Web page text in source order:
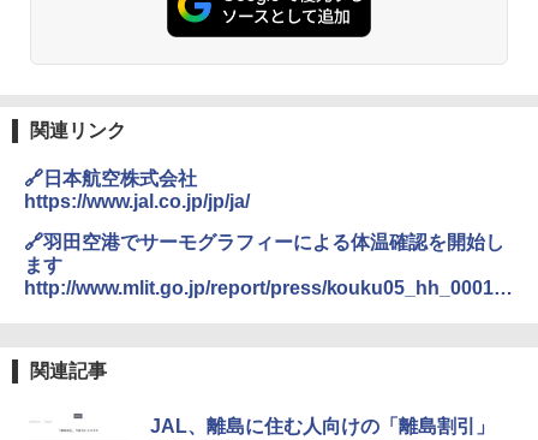
関連リンク
🔗日本航空株式会社
https://www.jal.co.jp/jp/ja/
🔗羽田空港でサーモグラフィーによる体温確認を開始し
ます
http://www.mlit.go.jp/report/press/kouku05_hh_00015
関連記事
JAL、離島に住む人向けの「離島割引」